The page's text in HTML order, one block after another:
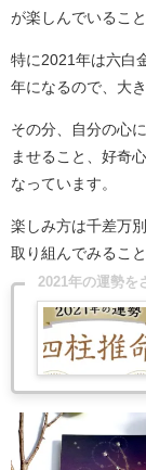
が楽しんでいるこ
特に2021年は六白
年になるので、大
その分、自分の心
ませること、好奇
なっています。
楽しみ方は千差万
取り組んでみるこ
2021年の運勢を